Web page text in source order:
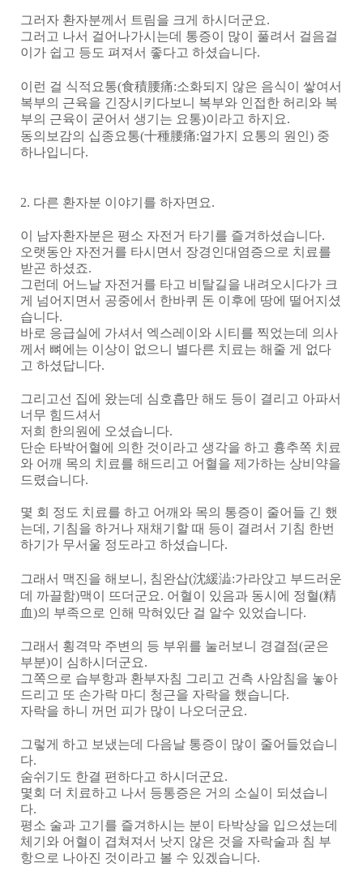
그러자 환자분께서 트림을 크게 하시더군요.
그러고 나서 걸어나가시는데 통증이 많이 풀려서 걸음걸
이가 쉽고 등도 펴져서 좋다고 하셨습니다.
이런 걸 식적요통(食積腰痛:소화되지 않은 음식이 쌓여서
복부의 근육을 긴장시키다보니 복부와 인접한 허리와 복
부의 근육이 굳어서 생기는 요통)이라고 하지요.
동의보감의 십종요통(十種腰痛:열가지 요통의 원인 ) 중
하나입니다.
2. 다른 환자분 이야기를 하자면요.
이 남자환자분은 평소 자전거 타기를 즐겨하셨습니다.
오랫동안 자전거를 타시면서 장경인대염증으로 치료를
받곤 하셨죠.
그런데 어느날 자전거를 타고 비탈길을 내려오시다가 크
게 넘어지면서 공중에서 한바퀴 돈 이후에 땅에 떨어지셨
습니다.
바로 응급실에 가셔서 엑스레이와 시티를 찍었는데 의사
께서 뼈에는 이상이 없으니 별다른 치료는 해줄 게 없다
고 하셨답니다.
그리고선 집에 왔는데 심호흡만 해도 등이 결리고 아파서
너무 힘드셔서
저희 한의원에 오셨습니다.
단순 타박어혈에 의한 것이라고 생각을 하고 흉추쪽 치료
와 어깨 목의 치료를 해드리고 어혈을 제가하는 상비약을
드렸습니다.
몇 회 정도 치료를 하고 어깨와 목의 통증이 줄어들 긴 했
는데 , 기침을 하거나 재채기할 때 등이 결려서 기침 한번
하기가 무서울 정도라고 하셨습니다.
그래서 맥진을 해보니 , 침완삽(沈緩澁:가라앉고 부드러운
데 까끌함)맥이 뜨더군요. 어혈이 있음과 동시에 정혈(精
血)의 부족으로 인해 막혀있단 걸 알수 있었습니다.
그래서 횡격막 주변의 등 부위를 눌러보니 경결점(굳은
부분)이 심하시더군요.
그쪽으로 습부항과 환부자침 그리고 건측 사암침을 놓아
드리고 또 손가락 마디 청근을 자락을 했습니다.
자락을 하니 꺼먼 피가 많이 나오더군요.
그렇게 하고 보냈는데 다음날 통증이 많이 줄어들었습니
다.
숨쉬기도 한결 편하다고 하시더군요.
몇회 더 치료하고 나서 등통증은 거의 소실이 되셨습니
다.
평소 술과 고기를 즐겨하시는 분이 타박상을 입으셨는데
체기와 어혈이 겹쳐져서 낫지 않은 것을 자락술과 침 부
항으로 나아진 것이라고 볼 수 있겠습니다.